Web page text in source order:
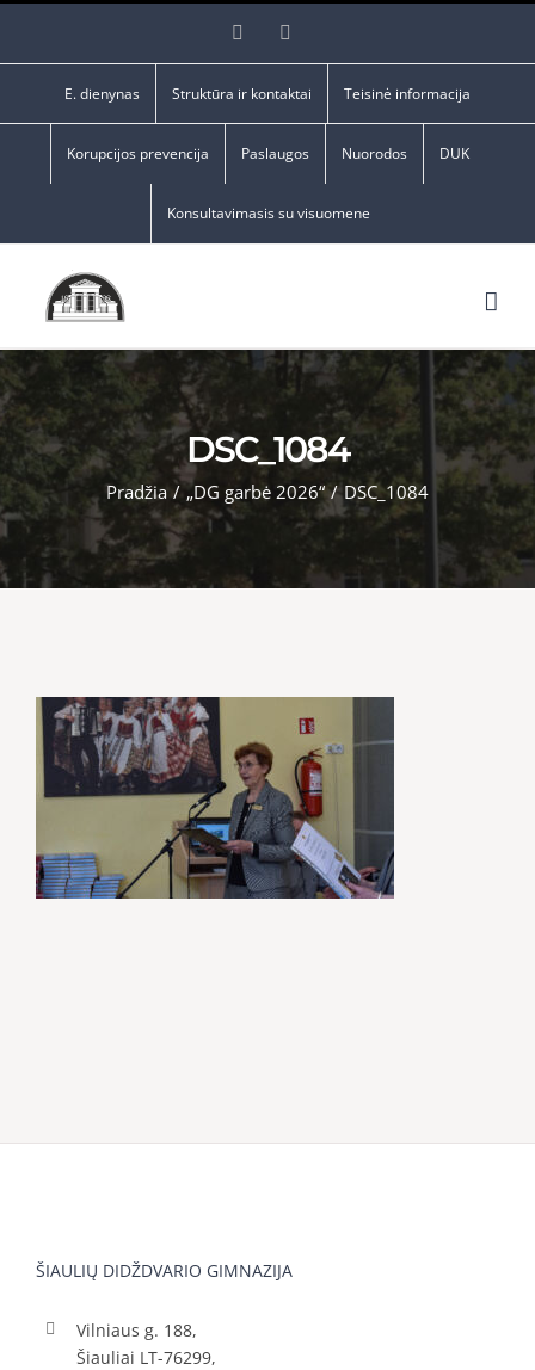
Facebook
E. dienynas Struktūra ir kontaktai Teisinė informacija
Korupcijos prevencija Paslaugos Nuorodos DUK
Konsultavimasis su visuomene
DSC_1084
Pradžia / „DG garbė 2026“ / DSC_1084
ŠIAULIŲ DIDŽDVARIO GIMNAZIJA
Vilniaus g. 188,
Šiauliai LT-76299,